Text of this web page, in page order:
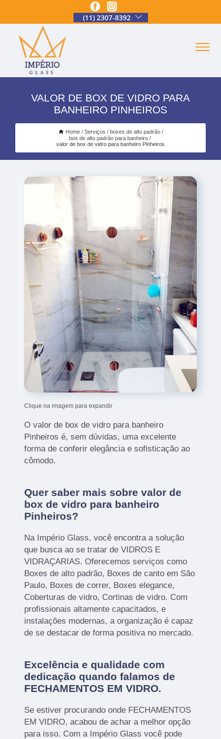
(11) 2307-8392
VALOR DE BOX DE VIDRO PARA
BANHEIRO PINHEIROS
Home Serviços
boxes de alto padrão
box de alto padrão para banheiro
valor de box de vidro para banheiro Pinheiros
Clique na imagem para expandir
O valor de box de vidro para banheiro
Pinheiros é, sem dúvidas, uma excelente
forma de conferir elegância e sofisticação ao
cômodo.
Quer saber mais sobre valor de
box de vidro para banheiro
Pinheiros?
Na Império Glass, você encontra a solução
que busca ao se tratar de VIDROS E
VIDRAÇARIAS. Oferecemos serviços como
Boxes de alto padrão, Boxes de canto em São
Paulo, Boxes de correr, Boxes elegance,
Coberturas de vidro, Cortinas de vidro. Com
profissionais altamente capacitados, e
instalações modernas, a organização é capaz
de se destacar de forma positiva no mercado.
Excelência e qualidade com
dedicação quando falamos de
FECHAMENTOS EM VIDRO.
Se estiver procurando onde FECHAMENTOS
EM VIDRO, acabou de achar a melhor opção
para isso. Com a Império Glass você pode